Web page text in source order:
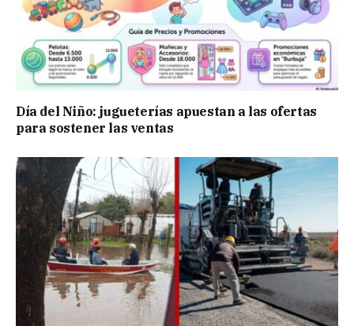
Día del Niño: jugueterías apuestan a las ofertas
para sostener las ventas